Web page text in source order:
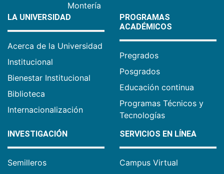
Montería
LA UNIVERSIDAD
Acerca de la Universidad
Institucional
Bienestar Institucional
Biblioteca
Internacionalización
PROGRAMAS
ACADÉMICOS
Pregrados
Posgrados
Educación continua
Programas Técnicos y
Tecnologías
INVESTIGACIÓN
Semilleros
SERVICIOS EN LÍNEA
Campus Virtual